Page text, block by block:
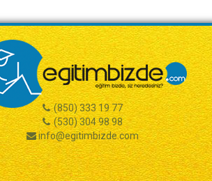
(850) 333 19 77
(530) 304 98 98
info@egitimbizde.com